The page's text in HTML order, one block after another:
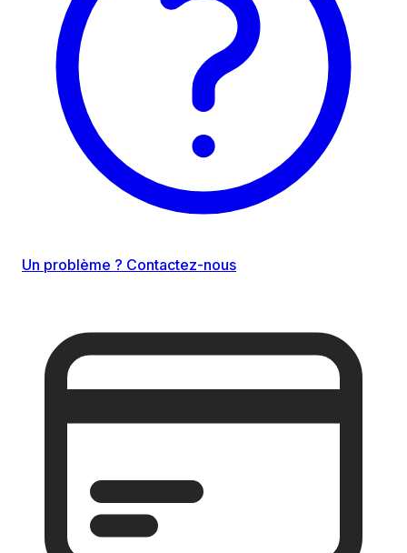
Un problème ? Contactez-nous